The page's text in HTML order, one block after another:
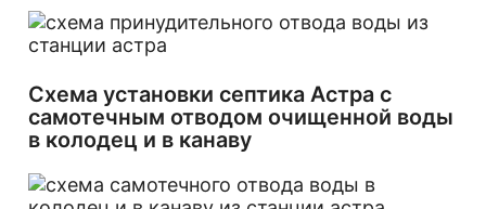
Схема установки септика Астра с
самотечным отводом очищенной воды
в колодец и в канаву